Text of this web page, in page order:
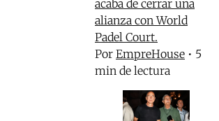
acaba de cerrar una
alianza con World
Padel Court.
Por EmpreHouse • 5
min de lectura